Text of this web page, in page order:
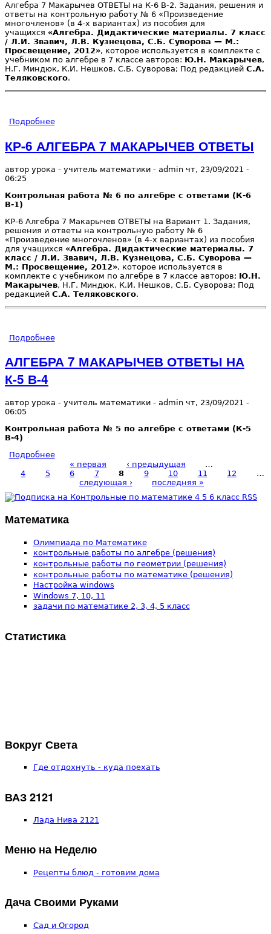
Алгебра 7 Макарычев ОТВЕТЫ на К-6 В-2. Задания, решения и
ответы на контрольную работу № 6 «Произведение
многочленов» (в 4-х вариантах) из пособия для
учащихся «Алгебра. Дидактические материалы. 7 класс
/ Л.И. Звавич, Л.В. Кузнецова, С.Б. Суворова — М.:
Просвещение, 2012», которое используется в комплекте с
учебником по алгебре в 7 классе авторов: Ю.Н. Макарычев,
Н.Г. Миндюк, К.И. Нешков, С.Б. Суворова; Под редакцией С.А.
Теляковского.
Подробнеео АЛГЕБРА 7 МАКАРЫЧЕВ ОТВЕТЫ НА К-6 В-2
КР-6 АЛГЕБРА 7 МАКАРЫЧЕВ ОТВЕТЫ
автор урока - учитель математики - admin чт, 23/09/2021 -
06:25
Контрольная работа № 6 по алгебре с ответами (К-6
В-1)
КР-6 Алгебра 7 Макарычев ОТВЕТЫ на Вариант 1. Задания,
решения и ответы на контрольную работу № 6
«Произведение многочленов» (в 4-х вариантах) из пособия
для учащихся «Алгебра. Дидактические материалы. 7
класс / Л.И. Звавич, Л.В. Кузнецова, С.Б. Суворова —
М.: Просвещение, 2012», которое используется в
комплекте с учебником по алгебре в 7 классе авторов: Ю.Н.
Макарычев, Н.Г. Миндюк, К.И. Нешков, С.Б. Суворова; Под
редакцией С.А. Теляковского.
Подробнеео КР-6 АЛГЕБРА 7 МАКАРЫЧЕВ ОТВЕТЫ
АЛГЕБРА 7 МАКАРЫЧЕВ ОТВЕТЫ НА
К-5 В-4
автор урока - учитель математики - admin чт, 23/09/2021 -
06:05
Контрольная работа № 5 по алгебре с ответами (К-5
В-4)
Подробнеео АЛГЕБРА 7 МАКАРЫЧЕВ ОТВЕТЫ НА К-5 В-4
Страницы
« первая ‹ предыдущая
…
4
5 6 7 8 9 10 11 12
…
следующая ›
последняя »
Математика
Олимпиада по Математике
контрольные работы по алгебре (решения)
контрольные работы по геометрии (решения)
контрольные работы по математике (решения)
Настройка windows
Windows 7, 10, 11
задачи по математике 2, 3, 4, 5 класс
Статистика
Вокруг Света
Где отдохнуть - куда поехать
ВАЗ 2121
Лада Нива 2121
Меню на Неделю
Рецепты блюд - готовим дома
Дача Своими Руками
Сад и Огород